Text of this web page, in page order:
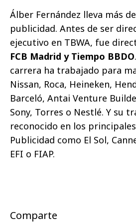
Álber Fernández lleva más
publicidad. Antes de ser
ejecutivo en TBWA, fue
FCB Madrid y Tiempo BBDO
carrera ha trabajado para
Nissan, Roca, Heineken,
Barceló, Antai Venture
Sony, Torres o Nestlé. Y su
reconocido en los
Publicidad como El Sol,
EFI o FIAP.
Comparte